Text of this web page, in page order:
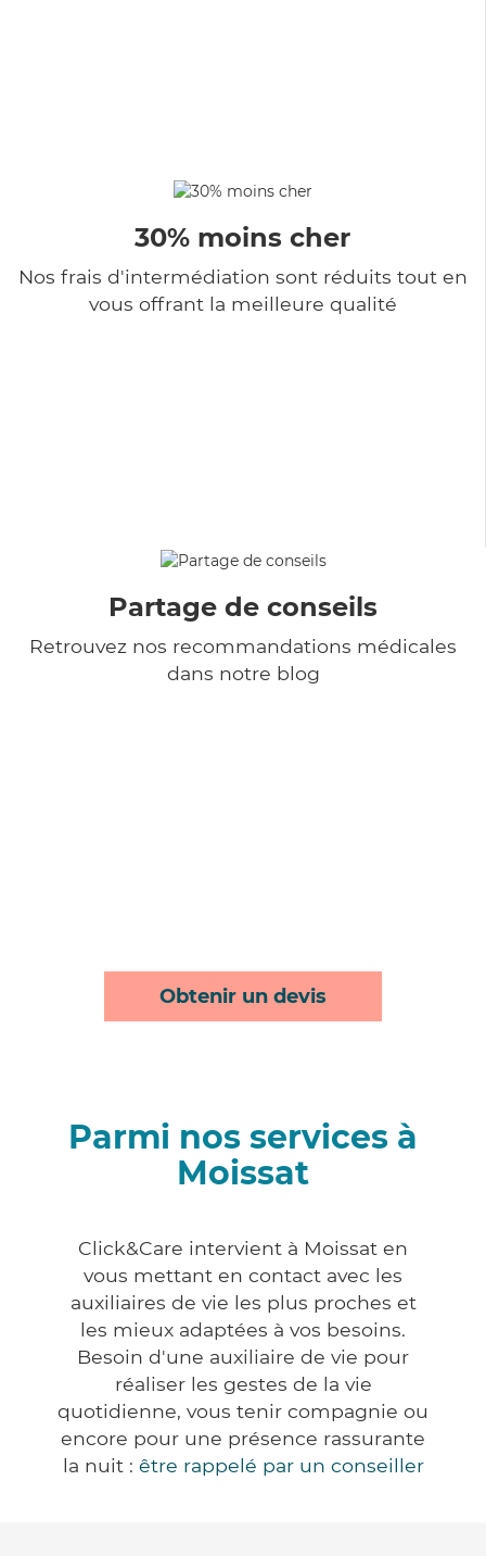
30% moins cher
Nos frais d'intermédiation sont réduits tout en
vous offrant la meilleure qualité
Partage de conseils
Retrouvez nos recommandations médicales
dans notre blog
Obtenir un devis
Parmi nos services à
Moissat
Click&Care intervient à Moissat en
vous mettant en contact avec les
auxiliaires de vie les plus proches et
les mieux adaptées à vos besoins.
Besoin d'une auxiliaire de vie pour
réaliser les gestes de la vie
quotidienne, vous tenir compagnie ou
encore pour une présence rassurante
la nuit : être rappelé par un conseiller